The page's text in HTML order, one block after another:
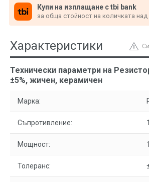
Купи на изплащане с tbi bank
за обща стойност на количката над
Характеристики
Технически параметри на
±5%, жичен, керамичен
Марка:
Съпротивление:
Мощност:
Толеранс: